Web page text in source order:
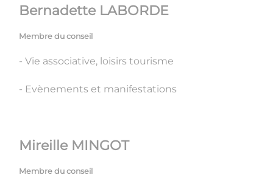
Bernadette LABORDE
Membre du conseil
- Vie associative, loisirs tourisme
- Evènements et manifestations
Mireille MINGOT
Membre du conseil